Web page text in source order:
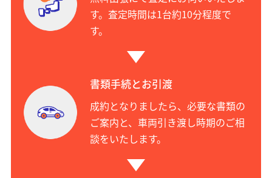
す。査定時間は1台約10分程度で
す。
書類手続とお引渡
成約となりましたら、必要な書類の
ご案内と、車両引き渡し時期のご相
談をいたします。